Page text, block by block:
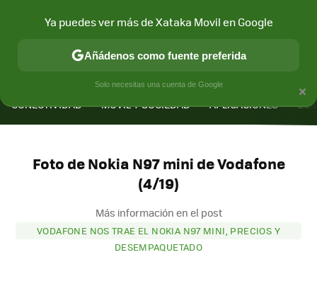
CONECTIVIDAD MÓVIL Y SOCIEDAD APLICACIONES
Foto de Nokia N97 mini de Vodafone
(4/19)
Más información en el post
VODAFONE NOS TRAE EL NOKIA N97 MINI, PRECIOS Y
DESEMPAQUETADO
×
Ya puedes ver más de Xataka Movil en Google
Añádenos como fuente preferida
Solo necesitas una cuenta de Google